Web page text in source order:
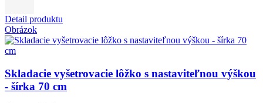
Detail produktu
Obrázok
Skladacie vyšetrovacie lôžko s nastaviteľnou výškou
- šírka 70 cm